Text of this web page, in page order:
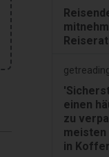
einen
zu
in